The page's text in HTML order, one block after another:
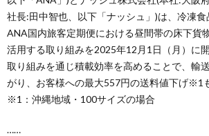
社長:田中智也、以下「ナッシュ」)は、冷凍食
ANA国内旅客定期便における昼間帯の床下貨
活用する取り組みを2025年12月1日（月）に
取り組みを通じ積載効率を高めることで、輸
がり、お客様への最大557円の送料値下げ※1
※1：沖縄地域・100サイズの場合
……